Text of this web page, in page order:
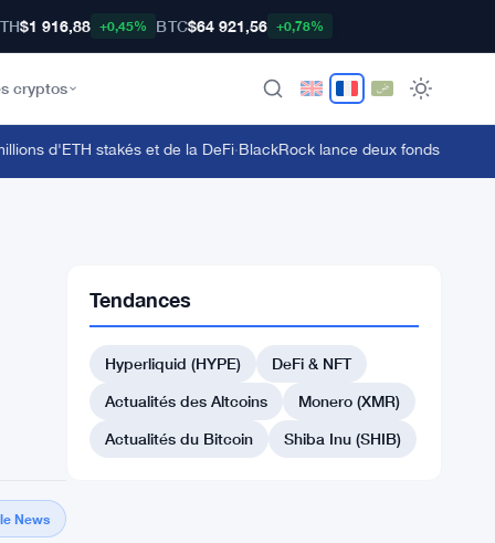
$1 916,88 +0,45% BTC$64 921,56 +0,78%
cryptos
d'ETH stakés et de la DeFi·BlackRock lance deux fonds tokenisés
News
Tendances
Hyperliquid (HYPE)
DeFi & NFT
Actualités des Altcoins
Monero (XMR)
Actualités du Bitcoin
Shiba Inu (SHIB)